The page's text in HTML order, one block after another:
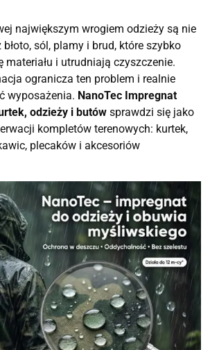
największym wrogiem odzieży są nie
sól, plamy i brud, które szybko
materiału i utrudniają czyszczenie.
ogranicza ten problem i realnie
wyposażenia. NanoTec Impregnat
odzieży i butów sprawdzi się jako
kompletów terenowych: kurtek,
plecaków i akcesoriów